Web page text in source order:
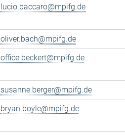
lucio.baccaro@mpifg.de
oliver.bach@mpifg.de
office.beckert@mpifg.de
susanne.berger@mpifg.de
bryan.boyle@mpifg.de